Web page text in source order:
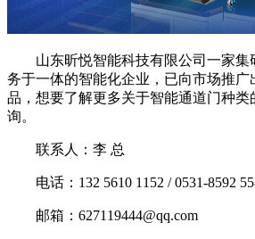
山东昕悦智能科技有限公司一家集
务于一体的智能化企业，已向市场推广
品，想要了解更多关于智能通道门种类
询。
联系人：李 总
电话：132 5610 1152 / 0531-8592
邮箱：627119444@qq.com